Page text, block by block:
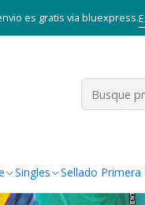
Singles Sellado Primera
es gratis via bluexpress.
TCG Mitos y Leyendas